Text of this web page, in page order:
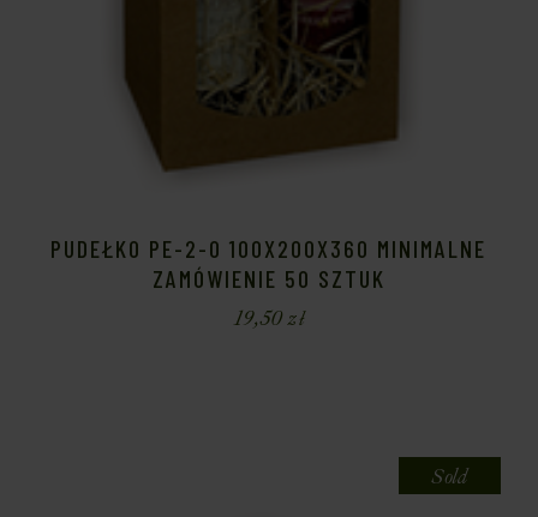
PUDEŁKO PE-2-O 100X200X360 MINIMALNE
ZAMÓWIENIE 50 SZTUK
19,50zł
Sold